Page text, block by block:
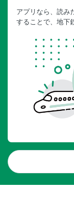
アプリなら、読み
することで、地下